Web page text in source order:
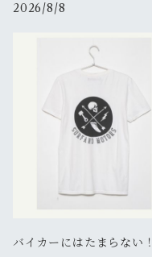
2026/8/8
バイカーにはたまらない